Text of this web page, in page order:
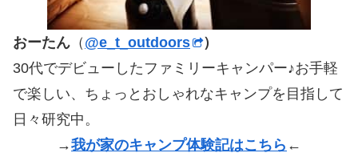
おーたん （ @e_t_outdoors
）
30代でデビューしたファミリーキャンパー♪お手軽
で楽しい、ちょっとおしゃれなキャンプを目指して
日々研究中。
→我が家のキャンプ体験記はこちら ←